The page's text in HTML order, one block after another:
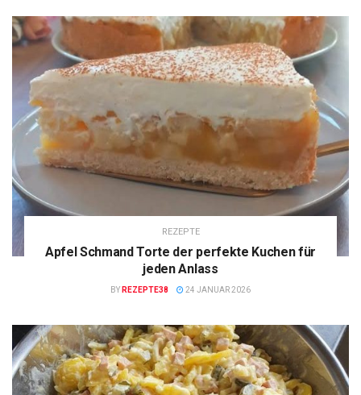
REZEPTE
Apfel Schmand Torte der perfekte Kuchen für
jeden Anlass
BY REZEPTE38 24 JANUAR 2026